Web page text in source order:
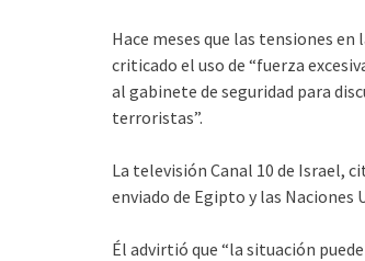
Hace meses que las tensiones
criticado el uso de “fuerza
al gabinete de seguridad para
terroristas”.
La televisión Canal 10 de Israel,
enviado de Egipto y las Naciones
Él advirtió que “la situación